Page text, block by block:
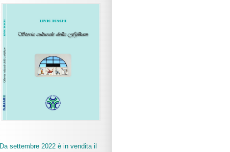
Da settembre 2022 è in vendita il